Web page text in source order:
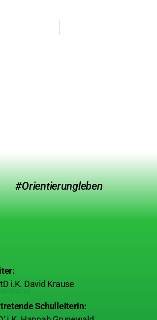
#Orientierungleben
i.K. David Krause
Schulleiterin: